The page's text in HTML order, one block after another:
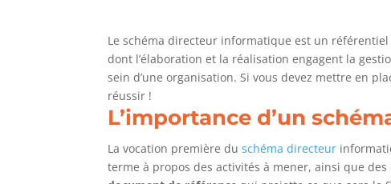
Le schéma directeur informatique est un référentiel
dont l’élaboration et la réalisation engagent la
sein d’une organisation. Si vous devez mettre en
réussir !
L’importance d’un
La vocation première duschéma directeur
terme à propos des activités à mener, ainsi que